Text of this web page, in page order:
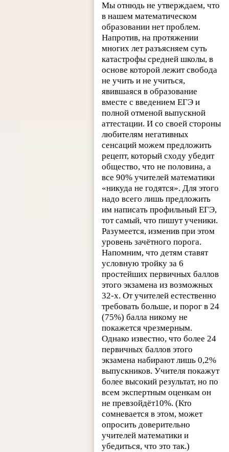
Мы отнюдь не утверждаем, что
в нашем математическом
образовании нет проблем.
Напротив, на протяжении
многих лет разъясняем суть
катастрофы средней школы, в
основе которой лежит свобода
не учить и не учиться,
явившаяся в образование
вместе с введением ЕГЭ и
полной отменой выпускной
аттестации. И со своей стороны
любителям негативных
сенсаций можем предложить
рецепт, который сходу убедит
общество, что не половина, а
все 90% учителей математики
«никуда не годятся». Для этого
надо всего лишь предложить
им написать профильный ЕГЭ,
тот самый, что пишут ученики.
Разумеется, изменив при этом
уровень зачётного порога.
Напомним, что детям ставят
условную тройку за 6
простейших первичных баллов
этого экзамена из возможных
32-х. От учителей естественно
требовать больше, и порог в 24
(75%) балла никому не
покажется чрезмерным.
Однако известно, что более 24
первичных баллов этого
экзамена набирают лишь 0,2%
выпускников. Учителя покажут
более высокий результат, но по
всем экспертным оценкам он
не превзойдёт10%. (Кто
сомневается в этом, может
опросить доверительно
учителей математики и
убедиться, что это так.)